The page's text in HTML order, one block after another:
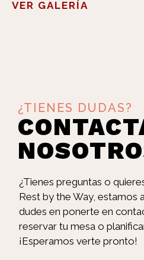
VER GALERÍA
¿TIENES DUDAS?
¿Tienes preguntas o
Rest by the Way, estamos
dudes en ponerte en
reservar tu mesa o
¡Esperamos verte pronto!